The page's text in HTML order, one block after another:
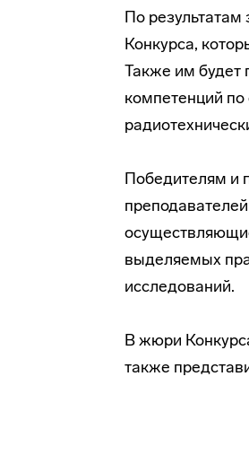
По
Конкурса,
Также им будет
компетенций
Победителям и
выделяемых
исследований.
В жюри
также